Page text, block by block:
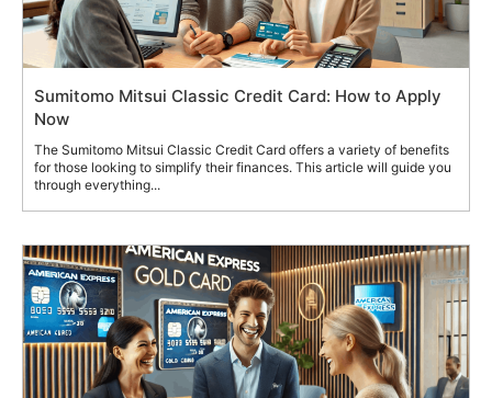
Sumitomo Mitsui Classic Credit Card: How to Apply
Now
The Sumitomo Mitsui Classic Credit Card offers a variety of benefits
for those looking to simplify their finances. This article will guide you
through everything...